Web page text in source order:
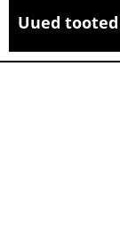
Uued tooted